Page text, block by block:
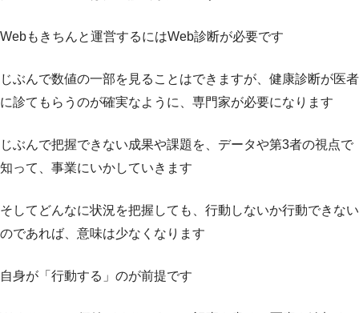
Webもきちんと運営するにはWeb診断が必要です
じぶんで数値の一部を見ることはできますが、健康診断が医者
に診てもらうのが確実なように、専門家が必要になります
じぶんで把握できない成果や課題を、データや第3者の視点で
知って、事業にいかしていきます
そしてどんなに状況を把握しても、行動しないか行動できない
のであれば、意味は少なくなります
自身が「行動する」のが前提です